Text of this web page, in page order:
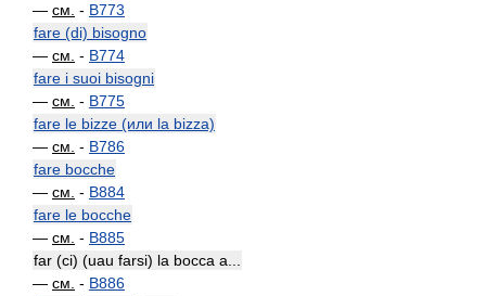
— см. - B773
fare (di) bisogno
— см. - B774
fare i suoi bisogni
— см. - B775
fare le bizze (или la bizza)
— см. - B786
fare bocche
— см. - B884
fare le bocche
— см. - B885
far (ci) (uau farsi) la bocca a...
— см. - B886